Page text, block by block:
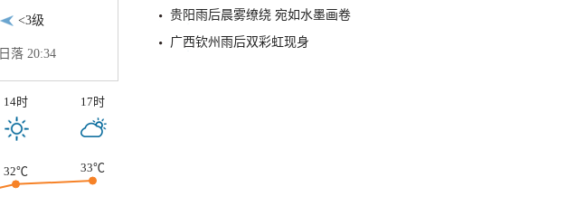
<3级
日落 20:34
14时 17时
32℃ 33℃
贵阳雨后晨雾缭绕 宛如水墨画卷
广西钦州雨后双彩虹现身